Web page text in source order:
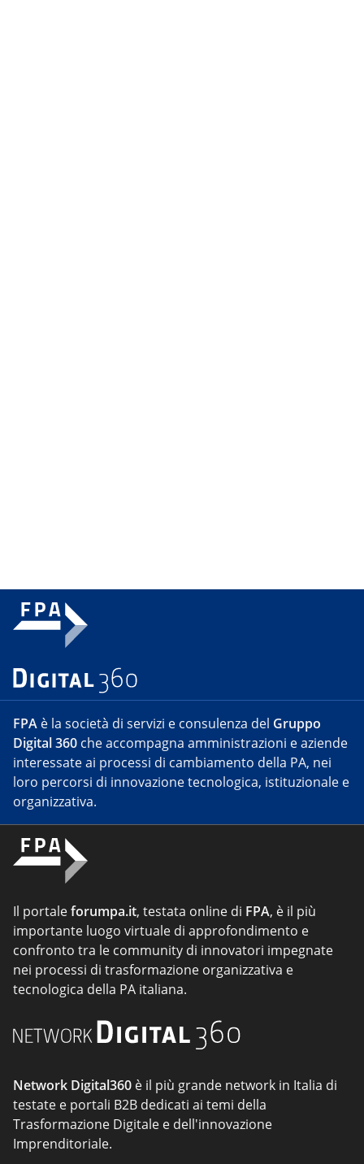
FPA è la società di servizi e consulenza del Gruppo
Digital 360 che accompagna amministrazioni e aziende
interessate ai processi di cambiamento della PA, nei
loro percorsi di innovazione tecnologica, istituzionale e
organizzativa.
Il portaleforumpa.it, testata online di FPA, è il più
importante luogo virtuale di approfondimento e
confronto tra le community di innovatori impegnate
nei processi di trasformazione organizzativa e
tecnologica della PA italiana.
Network Digital360 è il più grande network in Italia di
testate e portali B2B dedicati ai temi della
Trasformazione Digitale e dell'innovazione
Imprenditoriale.